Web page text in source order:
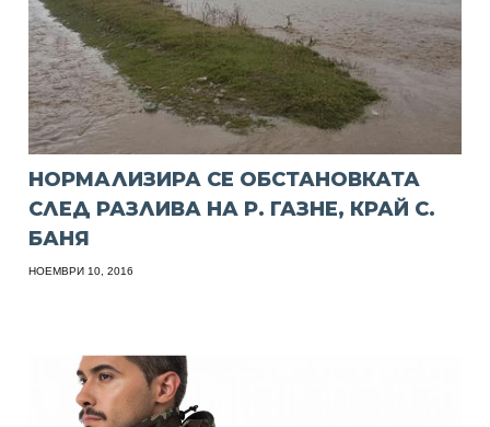
НОРМАЛИЗИРА СЕ ОБСТАНОВКАТА
СЛЕД РАЗЛИВА НА Р. ГАЗНЕ, КРАЙ С.
БАНЯ
НОЕМВРИ 10, 2016